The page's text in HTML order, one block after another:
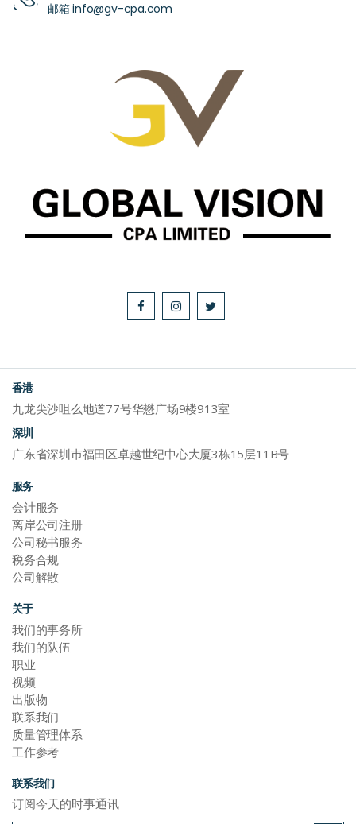
邮箱info@gv-cpa.com
香港
九龙尖沙咀么地道77号华懋广场9楼913室
深圳
广东省深圳巿福田区卓越世纪中心大厦3栋15层11B号
服务
会计服务
离岸公司注册
公司秘书服务
税务合规
公司解散
关于
我们的事务所
我们的队伍
职业
视频
出版物
联系我们
质量管理体系
工作参考
联系我们
订阅今天的时事通讯